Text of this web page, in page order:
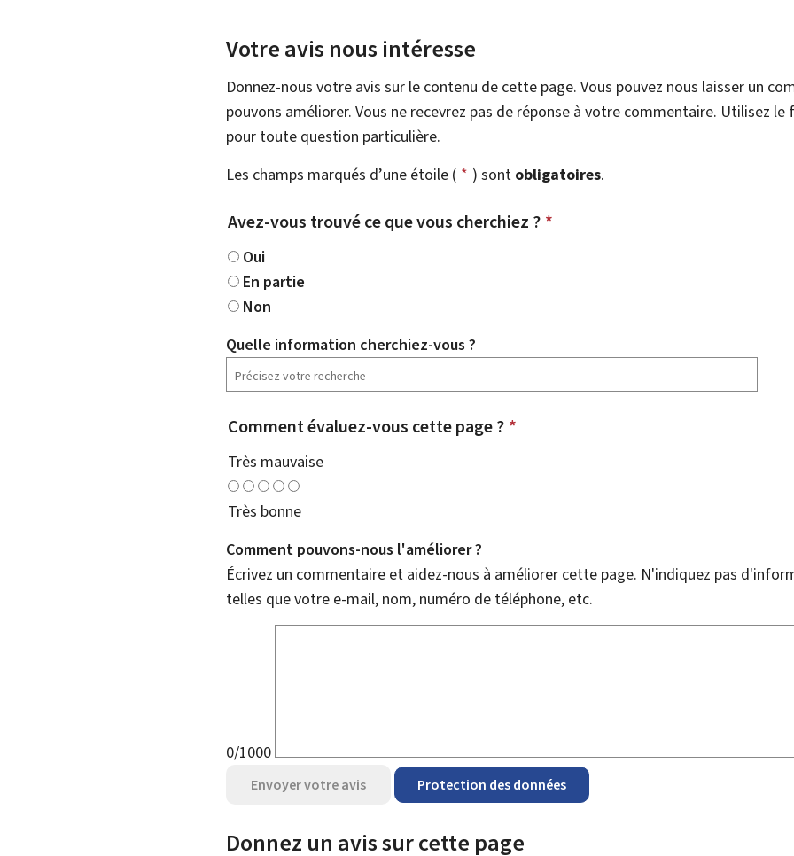
Votre avis nous intéresse
Donnez-nous votre avis sur le contenu de cette page. Vous pouvez nous laisser un
pouvons améliorer. Vous ne recevrez pas de réponse à votre commentaire. Utilisez
pour toute question particulière.
Les champs marqués d’une étoile ( * ) sont obligatoires.
Avez-vous trouvé ce que vous cherchiez ? *
Oui
En partie
Non
Quelle information cherchiez-vous ?
Comment évaluez-vous cette page ? *
Très mauvaise
Très bonne
Comment pouvons-nous l'améliorer ?
Écrivez un commentaire et aidez-nous à améliorer cette page. N'indiquez pas
telles que votre e-mail, nom, numéro de téléphone, etc.
0/1000
Envoyer votre avis Protection des données
Donnez un avis sur cette page